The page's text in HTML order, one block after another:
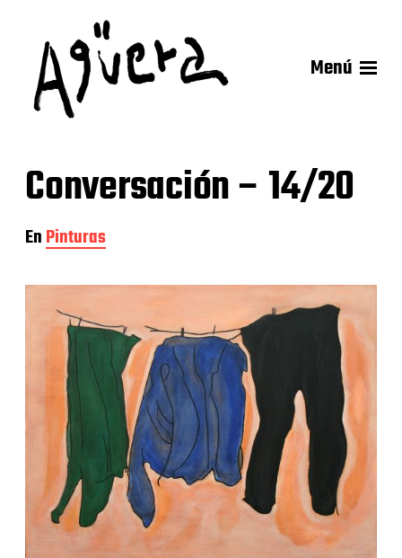
Menú
Conversación – 14/20
EnPinturas